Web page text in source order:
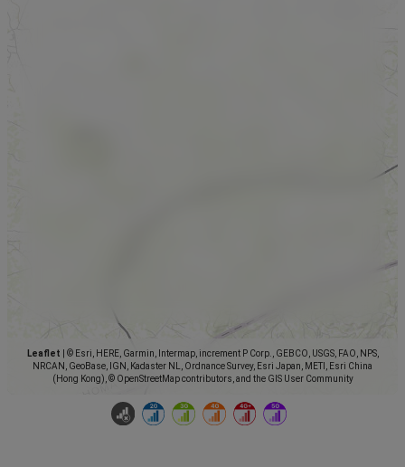
Leaflet
© Esri, HERE, Garmin, Intermap, increment P Corp., GEBCO, USGS, FAO, NPS,
NRCAN, GeoBase, IGN, Kadaster NL, Ordnance Survey, Esri Japan, METI, Esri China
(Hong Kong), © OpenStreetMap contributors, and the GIS User Community